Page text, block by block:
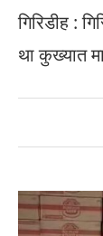
​गिरिडीह :
था कुख्यात